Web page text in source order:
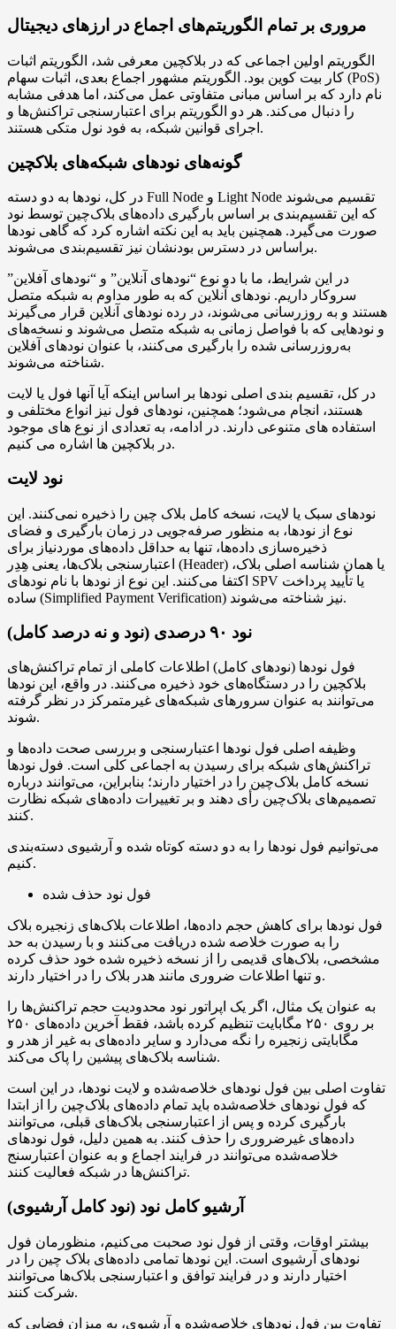
مروری بر تمام الگوریتم‌های اجماع در ارزهای دیجیتال
الگوریتم اولین اجماعی که در بلاکچین معرفی شد، الگوریتم اثبات
کار بیت کوین بود. الگوریتم مشهور اجماع بعدی، اثبات سهام (PoS)
نام دارد که بر اساس مبانی متفاوتی عمل می‌کند، اما هدفی مشابه
را دنبال می‌کند. هر دو الگوریتم برای اعتبارسنجی تراکنش‌ها و
اجرای قوانین شبکه، به فود نول متکی هستند.
گونه‌های نودهای شبکه‌های بلاکچین
در کل، نودها به دو دسته Full Node و Light Node تقسیم می‌شوند
که این تقسیم‌بندی بر اساس بارگیری داده‌های بلاک‌چین توسط نود
صورت می‌گیرد. همچنین باید به این نکته اشاره کرد که گاهی نودها
براساس در دسترس بودنشان نیز تقسیم‌بندی می‌شوند.
در این شرایط، ما با دو نوع “نودهای آنلاین” و “نودهای آفلاین”
سروکار داریم. نودهای آنلاین که به طور مداوم به شبکه متصل
هستند و به روزرسانی می‌شوند، در رده نودهای آنلاین قرار می‌گیرند
و نودهایی که با فواصل زمانی به شبکه متصل می‌شوند و نسخه‌های
به‌روزرسانی شده را بارگیری می‌کنند، با عنوان نودهای آفلاین
شناخته می‌شوند.
در کل، تقسیم بندی اصلی نودها بر اساس اینکه آیا آنها فول یا لایت
هستند، انجام می‌شود؛ همچنین، نودهای فول نیز انواع مختلفی و
استفاده های متنوعی دارند. در ادامه، به تعدادی از نوع های موجود
در بلاکچین ها اشاره می کنیم.
نود لایت
نودهای سبک یا لایت، نسخه کامل بلاک چین را ذخیره نمی‌کنند. این
نوع از نودها، به منظور صرفه‌جویی در زمان بارگیری و فضای
ذخیره‌سازی داده‌ها، تنها به حداقل داده‌های موردنیاز برای
اعتبارسنجی بلاک‌ها، یعنی هِدِر (Header) یا همان شناسه اصلی بلاک،
اکتفا می‌کنند. این نوع از نودها با نام نودهای SPV یا تأیید پرداخت
ساده (Simplified Payment Verification) نیز شناخته می‌شوند.
نود ۹۰ درصدی (نود و نه درصد کامل)
فول نودها (نودهای کامل) اطلاعات کاملی از تمام تراکنش‌های
بلاکچین را در دستگاه‌های خود ذخیره می‌کنند. در واقع، این نودها
می‌توانند به عنوان سرورهای شبکه‌های غیرمتمرکز در نظر گرفته
شوند.
وظیفه اصلی فول نودها اعتبارسنجی و بررسی صحت داده‌ها و
تراکنش‌های شبکه برای رسیدن به اجماعی کلی است. فول نودها
نسخه کامل بلاک‌چین را در اختیار دارند؛ بنابراین، می‌توانند درباره
تصمیم‌های بلاک‌چین رأی دهند و بر تغییرات داده‌های شبکه نظارت
کنند.
می‌توانیم فول نودها را به دو دسته کوتاه شده و آرشیوی دسته‌بندی
کنیم.
فول نود حذف شده
فول نودها برای کاهش حجم داده‌ها، اطلاعات بلاک‌های زنجیره بلاک
را به صورت خلاصه شده دریافت می‌کنند و با رسیدن به حد
مشخصی، بلاک‌های قدیمی را از نسخه ذخیره شده خود حذف کرده
و تنها اطلاعات ضروری مانند هدر بلاک را در اختیار دارند.
به عنوان یک مثال، اگر یک اپراتور نود محدودیت حجم تراکنش‌ها را
بر روی ۲۵۰ مگابایت تنظیم کرده باشد، فقط آخرین داده‌های ۲۵۰
مگابایتی زنجیره را نگه می‌دارد و سایر داده‌های به غیر از هدر و
شناسه بلاک‌های پیشین را پاک می‌کند.
تفاوت اصلی بین فول نودهای خلاصه‌شده و لایت نودها، در این است
که فول نودهای خلاصه‌شده باید تمام داده‌های بلاک‌چین را از ابتدا
بارگیری کرده و پس از اعتبارسنجی بلاک‌های قبلی، می‌توانند
داده‌های غیرضروری را حذف کنند. به همین دلیل، فول نودهای
خلاصه‌شده می‌توانند در فرایند اجماع و به عنوان اعتبارسنج
تراکنش‌ها در شبکه فعالیت کنند.
آرشیو کامل نود (نود کامل آرشیوی)
بیشتر اوقات، وقتی از فول نود صحبت می‌کنیم، منظورمان فول
نودهای آرشیوی است. این نودها تمامی داده‌های بلاک چین را در
اختیار دارند و در فرایند توافق و اعتبارسنجی بلاک‌ها می‌توانند
شرکت کنند.
تفاوت بین فول نودهای خلاصه‌شده و آرشیوی، به میزان فضایی که